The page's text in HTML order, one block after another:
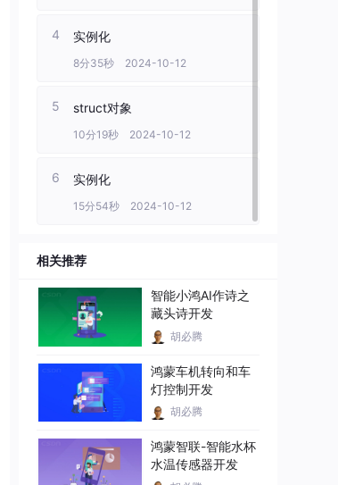
4 实例化
8分35秒 2024-10-12
5 struct对象
10分19秒 2024-10-12
6 实例化
15分54秒 2024-10-12
相关推荐
智能小鸿AI作诗之
藏头诗开发
胡必腾
鸿蒙车机转向和车
灯控制开发
胡必腾
鸿蒙智联-智能水杯
水温传感器开发